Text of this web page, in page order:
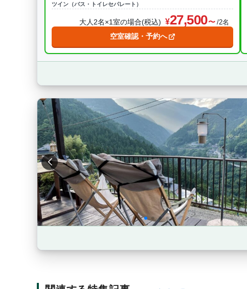
ツイン（バス・トイレセパレート）
大人2名×1室の場合(税込) 27,500 /2名
空室確認・予約へ